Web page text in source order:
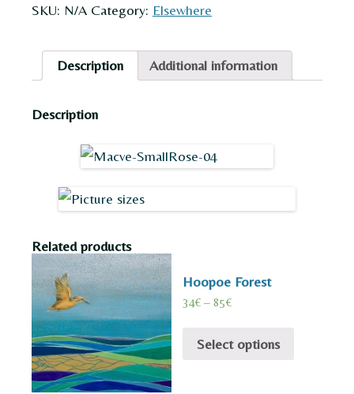
SKU: N/A Category: Elsewhere
Description Additional information
Description
Related products
Hoopoe Forest
34€ –85€
Select options